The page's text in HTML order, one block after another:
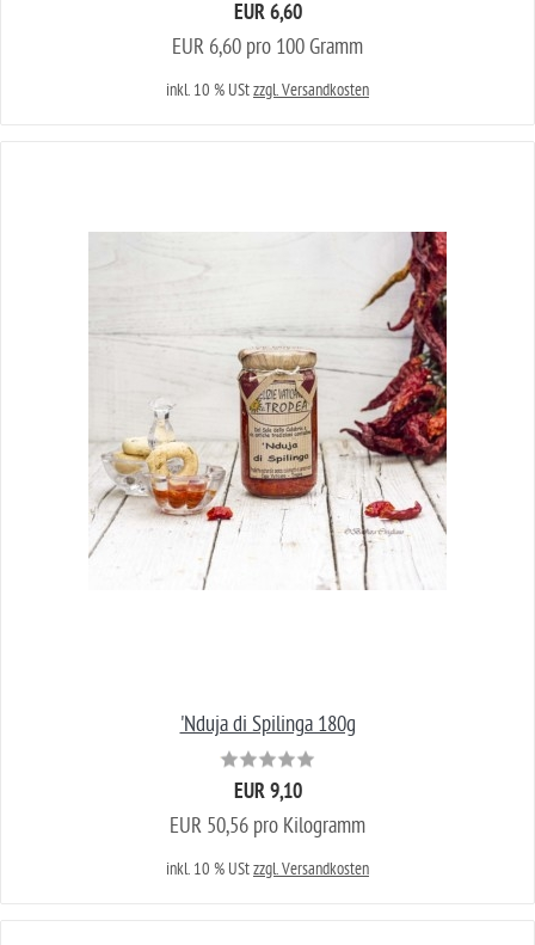
EUR 6,60
EUR 6,60 pro 100 Gramm
inkl. 10 % UStzzgl. Versandkosten
'Nduja di Spilinga 180g
EUR 9,10
EUR 50,56 pro Kilogramm
inkl. 10 % UStzzgl. Versandkosten